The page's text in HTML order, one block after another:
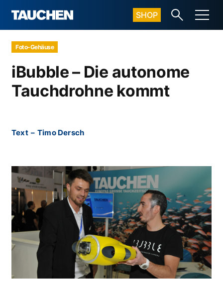
SHOP
Foto-Gehäuse
iBubble – Die autonome
Tauchdrohne kommt
Text – Timo Dersch